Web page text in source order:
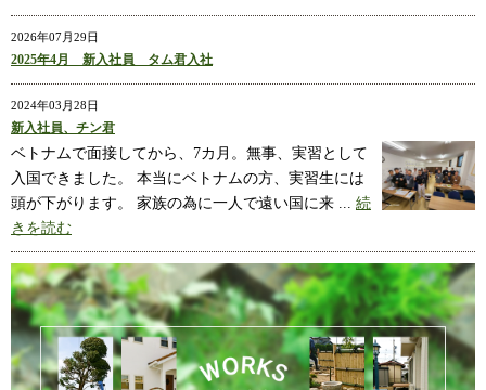
2026年07月29日
2025年4月 新入社員 タム君入社
2024年03月28日
新入社員、チン君
ベトナムで面接してから、7カ月。無事、実習として
入国できました。 本当にベトナムの方、実習生には
頭が下がります。 家族の為に一人で遠い国に来 ... 続
きを読む